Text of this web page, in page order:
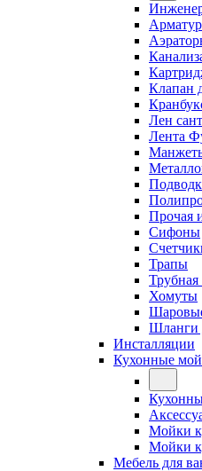
Клапан
Лен
Лента
Прочая
Сифоны
Трапы
Трубная
Хомуты
Шланги
Инсталляции
Кухонные
Мойки
Мойки
Мебель для